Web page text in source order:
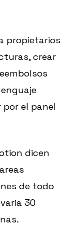
propietarios
crear
por el panel
dicen
de todo
30